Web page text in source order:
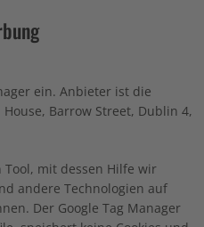
ein. Anbieter ist die
Barrow Street, Dublin 4,
Tool, mit dessen Hilfe wir
andere Technologien auf
Der Google Tag Manager